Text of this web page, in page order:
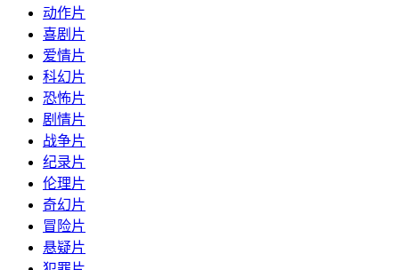
动作片
喜剧片
爱情片
科幻片
恐怖片
剧情片
战争片
纪录片
伦理片
奇幻片
冒险片
悬疑片